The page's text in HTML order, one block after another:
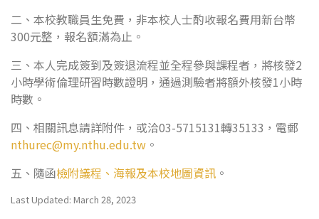
二、本校教職員生免費，非本校人士酌收報名費用新台幣
300元整，報名額滿為止。
三、本人完成簽到及簽退流程並全程參與課程者，將核發2
小時學術倫理研習時數證明，通過測驗者將額外核發1小時
時數。
四、相關訊息請詳附件，或洽03-5715131轉35133，電郵
nthurec@my.nthu.edu.tw 。
五、隨函檢附議程、海報及本校地圖資訊 。
Last Updated: March 28, 2023